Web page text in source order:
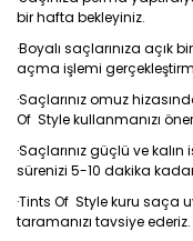
bir hafta bekleyiniz.
·Boyalı saçlarınıza açık
açma işlemi
·Saçlarınız omuz
Of Style kullanmanızı
·Saçlarınız güçlü ve
sürenizi 5-10 dakika kadar
·Tints Of Style kuru saça
taramanızı tavsiye ederiz.